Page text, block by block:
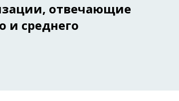
отвечающие
и среднего